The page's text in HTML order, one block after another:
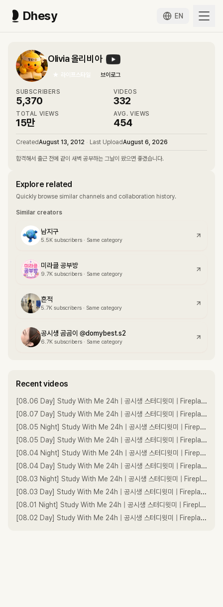
Dhesy EN
Olivia 올리비아
★ 라이프스타일 브이로그
SUBSCRIBERS
5,370
VIDEOS
332
TOTAL VIEWS
15만
AVG. VIEWS
454
CreatedAugust 13, 2012 Last UploadAugust 6, 2026
합격해서 출근 전에 같이 새벽 공부하는 그날이 왔으면 좋겠습니다.
Explore related
Quickly browse similar channels and collaboration history.
Similar creators
남지구
5.5K subscribers · Same category
미라클 공부방
9.7K subscribers · Same category
흔적
5.7K subscribers · Same category
공시생 곰곰이 @domybest.s2
6.7K subscribers · Same category
Recent videos
[08.06 Day] Study With Me 24h | 공시생 스터디윗미 | Fireplace ASMR | Pomodoro 110/10
[08.07 Day] Study With Me 24h | 공시생 스터디윗미 | Fireplace ASMR | Pomodoro 110/10
[08.05 Night] Study With Me 24h | 공시생 스터디윗미 | Fireplace ASMR | Pomodoro 110/10
[08.05 Day] Study With Me 24h | 공시생 스터디윗미 | Fireplace ASMR | Pomodoro 110/10
[08.04 Night] Study With Me 24h | 공시생 스터디윗미 | Fireplace ASMR | Pomodoro 110/10
[08.04 Day] Study With Me 24h | 공시생 스터디윗미 | Fireplace ASMR | Pomodoro 110/10
[08.03 Night] Study With Me 24h | 공시생 스터디윗미 | Fireplace ASMR | Pomodoro 110/10
[08.03 Day] Study With Me 24h | 공시생 스터디윗미 | Fireplace ASMR | Pomodoro 110/10
[08.01 Night] Study With Me 24h | 공시생 스터디윗미 | Fireplace ASMR | Pomodoro 110/10
[08.02 Day] Study With Me 24h | 공시생 스터디윗미 | Fireplace ASMR | Pomodoro 110/10